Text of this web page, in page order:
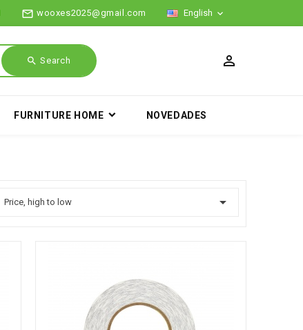
English 
mail_outline wooxes2025@gmail.com
search Search
FURNITURE HOME NOVEDADES
Price, high to low 